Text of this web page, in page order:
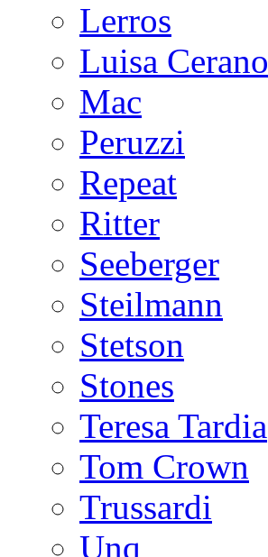
Lerros
Luisa Cerano
Mac
Peruzzi
Repeat
Ritter
Seeberger
Steilmann
Stetson
Stones
Teresa Tardia
Tom Crown
Trussardi
Unq